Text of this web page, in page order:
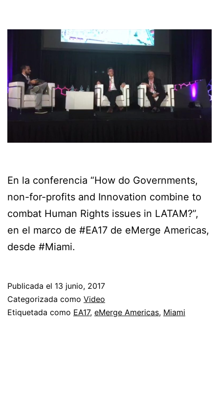
En la conferencia “How do Governments,
non-for-profits and Innovation combine to
combat Human Rights issues in LATAM?”,
en el marco de #EA17 de eMerge Americas,
desde #Miami.
Publicada el 13 junio, 2017
Categorizada como Video
Etiquetada como EA17, eMerge Americas, Miami